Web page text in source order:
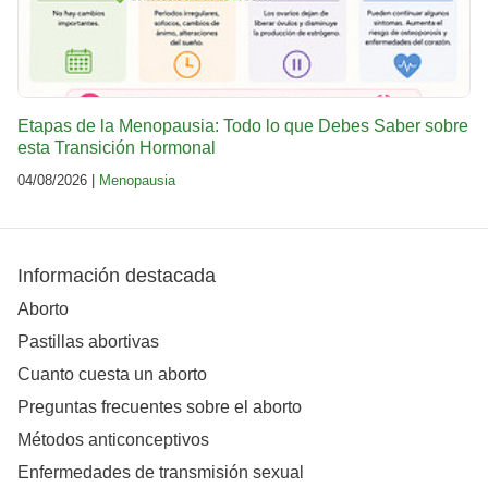
Etapas de la Menopausia: Todo lo que Debes Saber sobre
esta Transición Hormonal
04/08/2026 | Menopausia
Información destacada
Aborto
Pastillas abortivas
Cuanto cuesta un aborto
Preguntas frecuentes sobre el aborto
Métodos anticonceptivos
Enfermedades de transmisión sexual